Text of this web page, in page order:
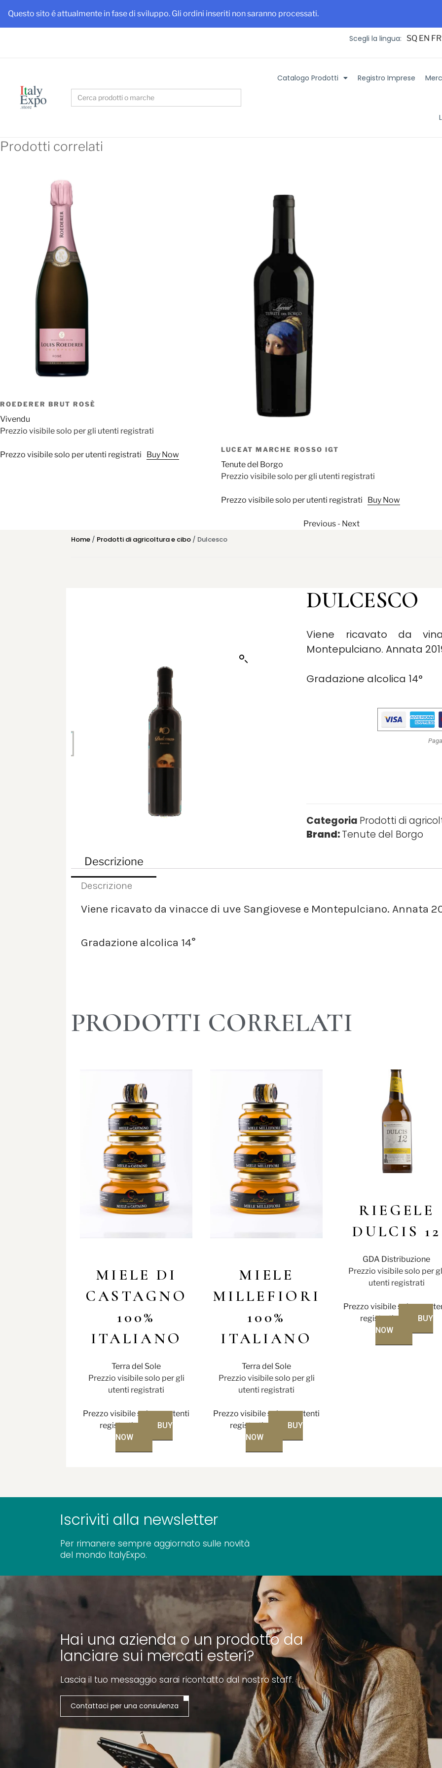
Questo sito é attualmente in fase di sviluppo. Gli ordini inseriti non saranno processati.
Ottieni maggiore visibilità per la tua azienda e i tuoi prodotti
Scegli la lingua: SQ EN FR
Search
for:
Catalogo Prodotti Registro Imprese
Prodotti correlati
ROEDERER BRUT ROSÈ
Vivendu
Prezzio visibile solo per gli utenti registrati
Prezzo visibile solo per utenti registrati Buy Now
LUCEAT MARCHE ROSSO IGT
Tenute del Borgo
Prezzio visibile solo per gli utenti registrati
Prezzo visibile solo per utenti registrati Buy Now
Previous - Next
Home / Prodotti di agricoltura e cibo / Dulcesco
DULCESCO
Viene ricavato da
Montepulciano. Annata
Gradazione alcolica 14°
Categoria Prodotti di
Brand:Tenute del Borgo
Descrizione
Descrizione
Viene ricavato da vinacce di uve Sangiovese e Montepulciano. Annata
Gradazione alcolica 14°
PRODOTTI CORRELATI
MIELE DI
CASTAGNO
100%
ITALIANO
Terra del Sole
Prezzio visibile solo per gli
utenti registrati
Prezzo visibile solo per utenti
registrati
BUY
NOW
MIELE
MILLEFIORI
100%
ITALIANO
Terra del Sole
Prezzio visibile solo per gli
utenti registrati
Prezzo visibile solo per utenti
registrati
BUY
NOW
RIEGELE
DULCIS 12
GDA Distribuzione
Prezzio visibile solo per
utenti registrati
Prezzo visibile solo per
registrati
BUY
NOW
Iscriviti alla newsletter
Per rimanere sempre aggiornato sulle novità
del mondo ItalyExpo.
Hai una azienda o un prodotto da
lanciare sui mercati esteri?
Lascia il tuo messaggio sarai ricontatto dal nostro staff.
Contattaci per una consulenza